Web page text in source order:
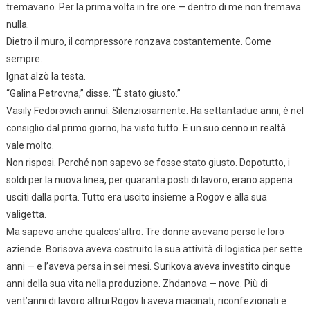
tremavano. Per la prima volta in tre ore — dentro di me non tremava
nulla.
Dietro il muro, il compressore ronzava costantemente. Come
sempre.
Ignat alzò la testa.
“Galina Petrovna,” disse. “È stato giusto.”
Vasily Fëdorovich annuì. Silenziosamente. Ha settantadue anni, è nel
consiglio dal primo giorno, ha visto tutto. E un suo cenno in realtà
vale molto.
Non risposi. Perché non sapevo se fosse stato giusto. Dopotutto, i
soldi per la nuova linea, per quaranta posti di lavoro, erano appena
usciti dalla porta. Tutto era uscito insieme a Rogov e alla sua
valigetta.
Ma sapevo anche qualcos’altro. Tre donne avevano perso le loro
aziende. Borisova aveva costruito la sua attività di logistica per sette
anni — e l’aveva persa in sei mesi. Surikova aveva investito cinque
anni della sua vita nella produzione. Zhdanova — nove. Più di
vent’anni di lavoro altrui Rogov li aveva macinati, riconfezionati e